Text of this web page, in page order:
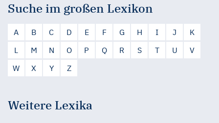
Suche im großen Lexikon
A B C D E F G H I J
K
L
M N O P Q R S T U
V
W
X Y Z
Weitere Lexika